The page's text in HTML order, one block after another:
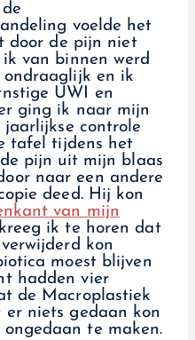
voelde het
door de pijn niet
van binnen werd
ondraaglijk en ik
UWI en
ging ik naar mijn
jaarlijkse controle
tafel tijdens het
pijn uit mijn blaas
naar een andere
deed. Hij kon
van mijn
ik te horen dat
kon
moest blijven
hadden vier
de Macroplastiek
niets gedaan kon
te maken.